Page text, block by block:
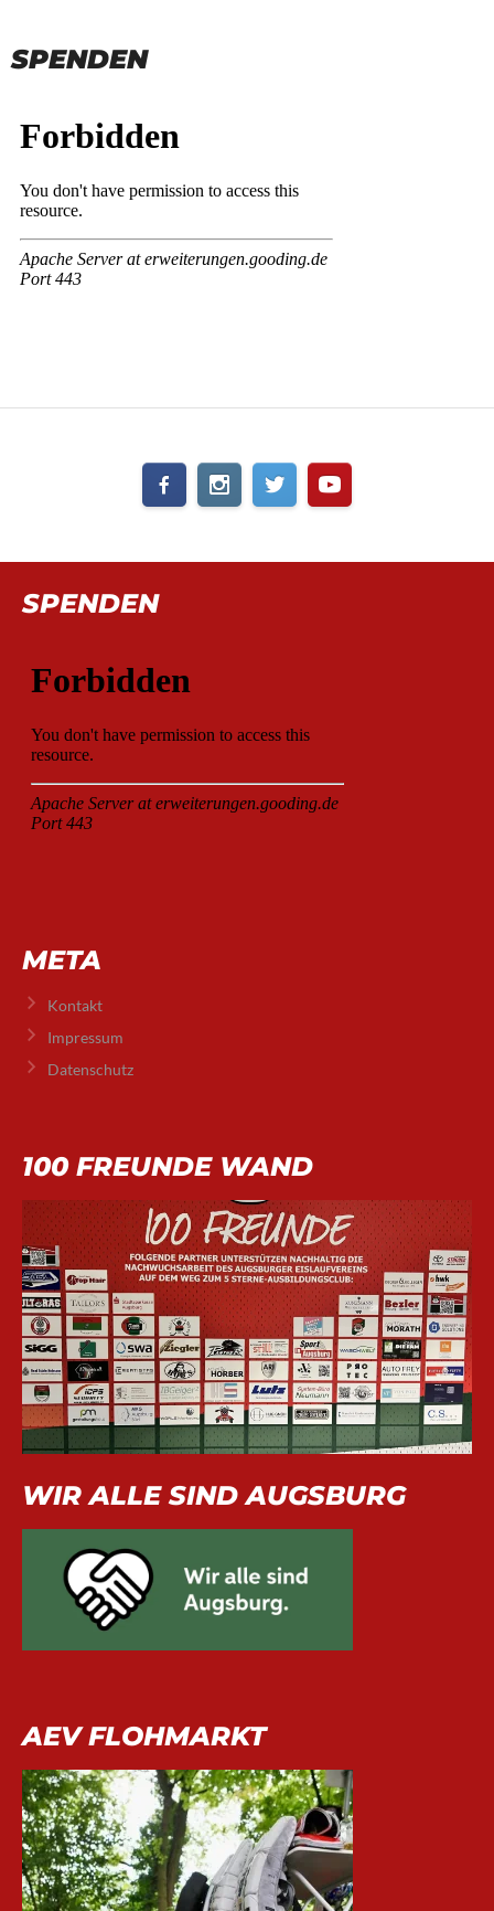
SPENDEN
SPENDEN
META
Kontakt
Impressum
Datenschutz
100 FREUNDE WAND
WIR ALLE SIND AUGSBURG
AEV FLOHMARKT